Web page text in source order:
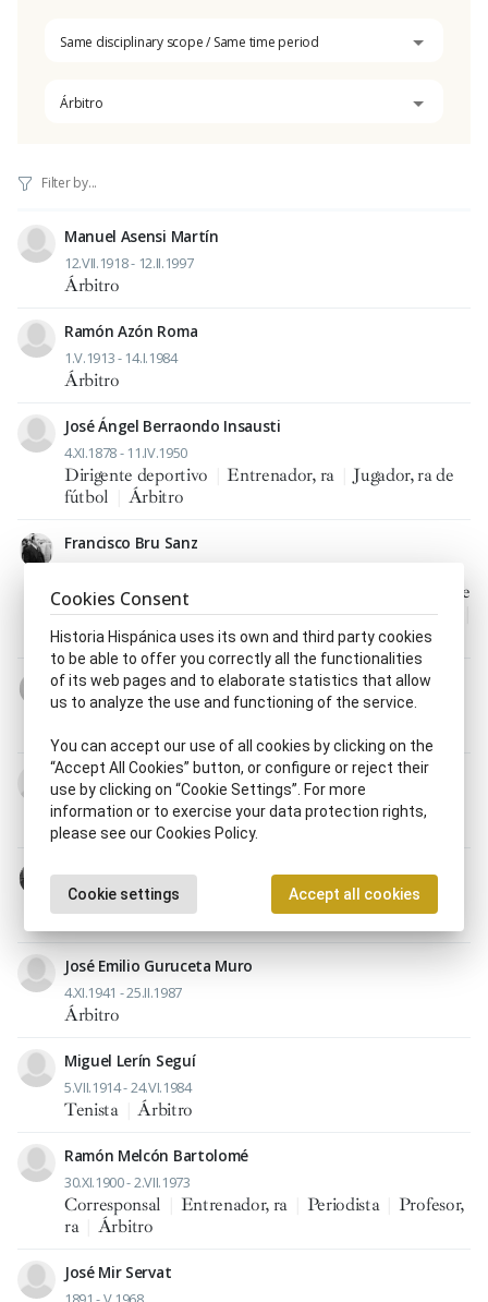
Same disciplinary scope / Same time period
Árbitro
Manuel Asensi Martín
12.VII.1918 - 12.II.1997
Árbitro
Ramón Azón Roma
1.V.1913 - 14.I.1984
Árbitro
José Ángel Berraondo Insausti
4.XI.1878 - 11.IV.1950
Dirigente deportivo Entrenador, ra
Jugador, ra de
fútbol
Árbitro
Francisco Bru Sanz
Dirigente deportivo
Fundador, ra de
periódico o revista|Jugador, ra de fútbol|Periodista
Árbitro
Manuel Castro González
3.VIII.1886 - 26.VIII.1944
Luis Colina Álvarez
12.VIII.1888 - 22.VII.1956
Dirigente deportivo |Jugador, ra de fútbol Árbitro
Pedro Escartín Morán
10.VIII.1902 - 21.V.1998
Árbitro
José Emilio Guruceta Muro
4.XI.1941 - 25.II.1987
Árbitro
Miguel Lerín Seguí
5.VII.1914 - 24.VI.1984
Tenista Árbitro
Ramón Melcón Bartolomé
30.XI.1900 - 2.VII.1973
Corresponsal Entrenador, ra Periodista
Profesor,
ra
Árbitro
José Mir Servat
Cookies Consent
Historia Hispánica uses its own and third party cookies
to be able to offer you correctly all the functionalities
of its web pages and to elaborate statistics that allow
us to analyze the use and functioning of the service.
You can accept our use of all cookies by clicking on the
“Accept All Cookies” button, or configure or reject their
use by clicking on “Cookie Settings”. For more
information or to exercise your data protection rights,
please see our Cookies Policy.
Cookie settings Accept all cookies